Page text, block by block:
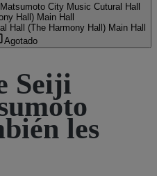
Matsumoto City Music Cutural Hall
Hall) Main Hall
Hall (The Harmony Hall) Main Hall
Agotado
Seiji
les